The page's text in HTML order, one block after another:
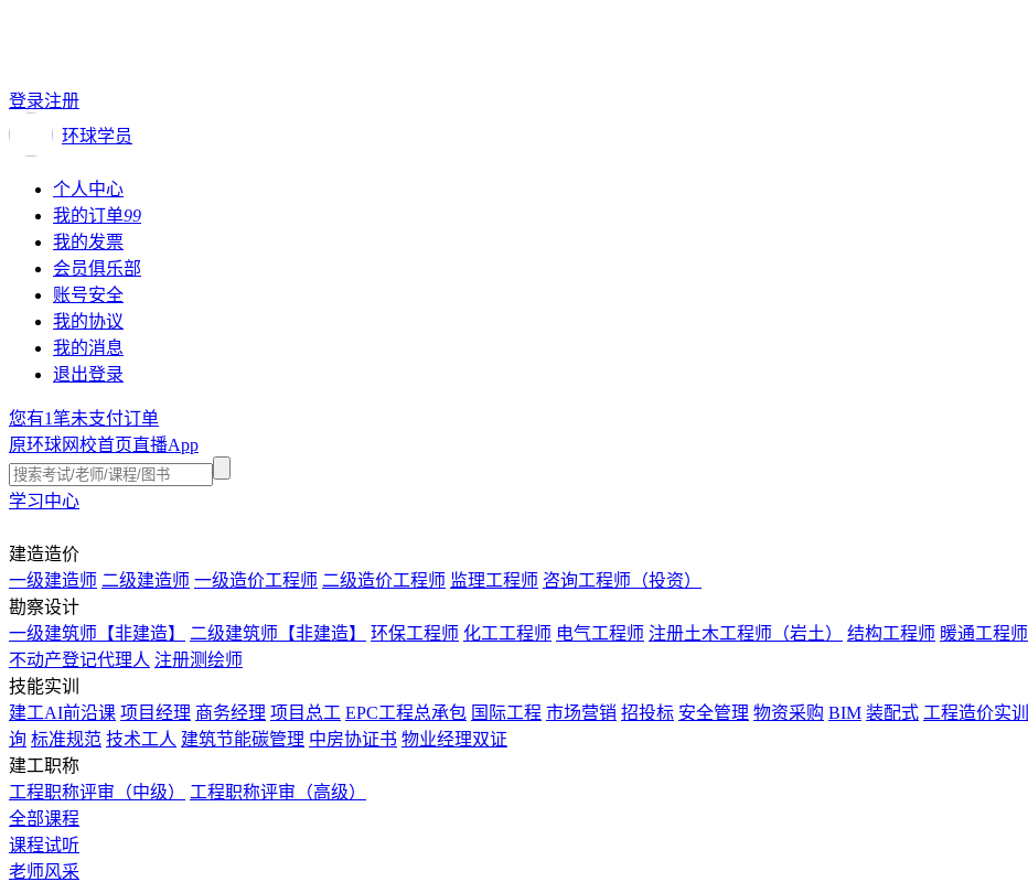
登录注册
环球学员
个人中心
我的订单99
我的发票
会员俱乐部
账号安全
我的协议
我的消息
退出登录
您有1笔未支付订单
原环球网校首页直播App
学习中心
建造造价
一级建造师 二级建造师 一级造价工程师 二级造价工程师 监理工程师 咨询工程师（投资）
勘察设计
一级建筑师【非建造】
二级建筑师【非建造】 环保工程师 化工工程师 电气工程师 注册土木工程师（岩土） 结构工程师 暖通工程师
不动产登记代理人 注册测绘师
技能实训
建工AI前沿课 项目经理 商务经理 项目总工 EPC工程总承包 国际工程 市场营销 招投标 安全管理 物资采购 BIM 装配式 工程造价实训
询 标准规范 技术工人 建筑节能碳管理 中房协证书 物业经理双证
建工职称
工程职称评审（中级）
工程职称评审（高级）
全部课程
课程试听
老师风采